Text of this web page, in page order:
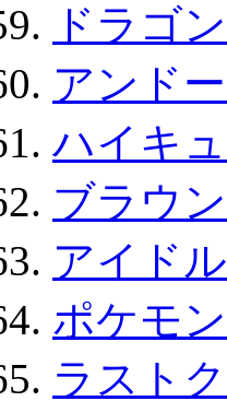
ドラゴ
アンド
ハイキ
ブラウ
アイド
ポケモ
ラスト